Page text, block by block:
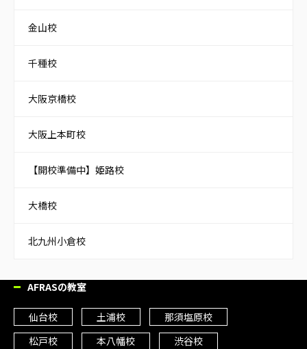
金山校
千種校
大阪京橋校
大阪上本町校
【開校準備中】姫路校
大橋校
北九州小倉校
AFRASの教室
仙台校 土浦校
那須塩原校
松戸校
本八幡校
渋谷校